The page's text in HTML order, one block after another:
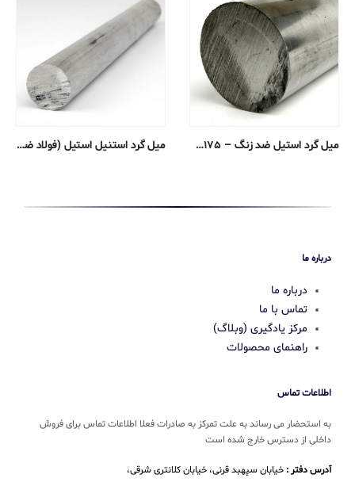
میل گرد استیل ضد زنگ – ۰٫۶۳۵ سانتی متر – ۳۰۳ پوشش خنک کننده آنیل
درباره ما
درباره ما
تماس با ما
مرکز یادگیری (وبلاگ)
راهنمای محصولات
اطلاعات تماس
به استحضار می رساند به علت تمرکز به صادرات فعلا اطلاعات تماس برای فروش
داخلی از دسترس خارج شده است
آدرس دفتر : خیابان سپهبد قرنی، خیابان کلانتری شرقی،